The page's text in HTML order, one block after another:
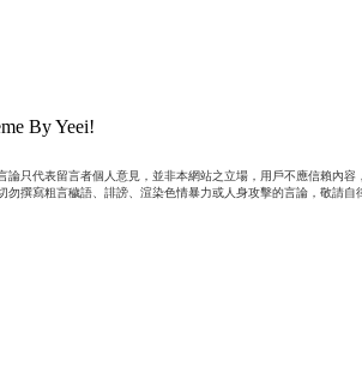
By Yeei!
只代表留言者個人意見，並非本網站之立場，用戶不應信賴內
撰寫粗言穢語、誹謗、渲染色情暴力或人身攻擊的言論，敬請自